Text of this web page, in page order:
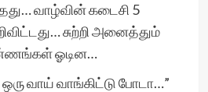
வாழ்வின் கடைசி 5
சுற்றி அனைத்தும்
ஓடின…
வாய் வாங்கிட்டு போடா…”